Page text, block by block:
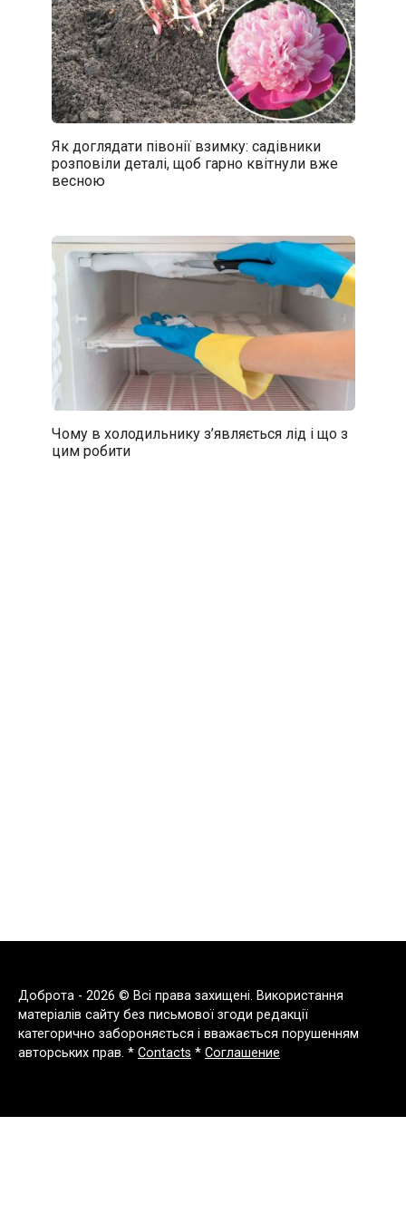
Як доглядати півонії взимку: садівники
розповіли деталі, щоб гарно квітнули вже
весною
Чому в холодильнику з’являється лід і що з
цим робити
Доброта - 2026 © Всі права захищені. Використання
матеріалів сайту без письмової згоди редакції
категорично забороняється і вважається порушенням
авторських прав. * Contacts * Соглашение